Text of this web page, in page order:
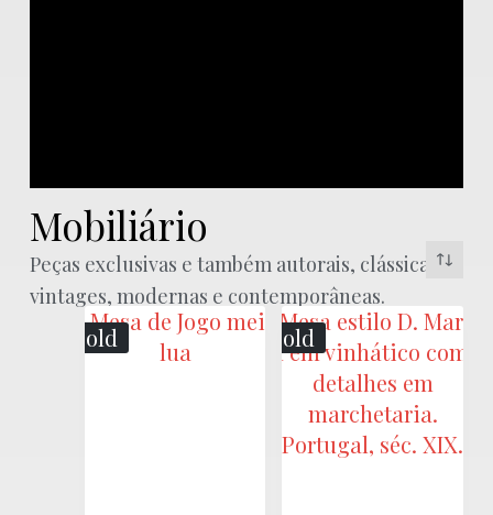
Mobili
ário
Mobiliário
Peças exclusivas e também autorais, clássicas,
vintages, modernas e contemporâneas.
Sold Sold